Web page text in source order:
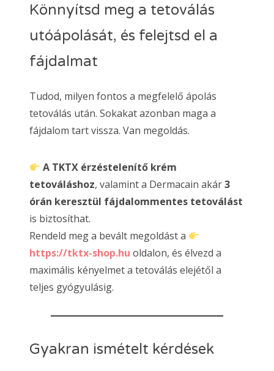
Könnyítsd meg a tetoválás
utóápolását, és felejtsd el a
fájdalmat
Tudod, milyen fontos a megfelelő ápolás
tetoválás után. Sokakat azonban maga a
fájdalom tart vissza. Van megoldás.
A TKTX érzéstelenítő krém
tetováláshoz, valamint a Dermacain akár3
órán keresztül fájdalommentes tetoválást
is biztosíthat.
Rendeld meg a bevált megoldást a
https://tktx-shop.hu oldalon, és élvezd a
maximális kényelmet a tetoválás elejétől a
teljes gyógyulásig.
Gyakran ismételt kérdések